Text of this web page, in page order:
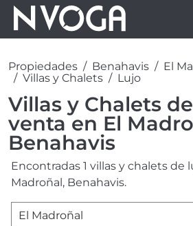
Propiedades Benahavis
El
Villas y Chalets
Lujo
Villas y Chalets
venta en El
Benahavis
Encontradas 1 villas y chalets de
Madroñal, Benahavis.
El Madroñal